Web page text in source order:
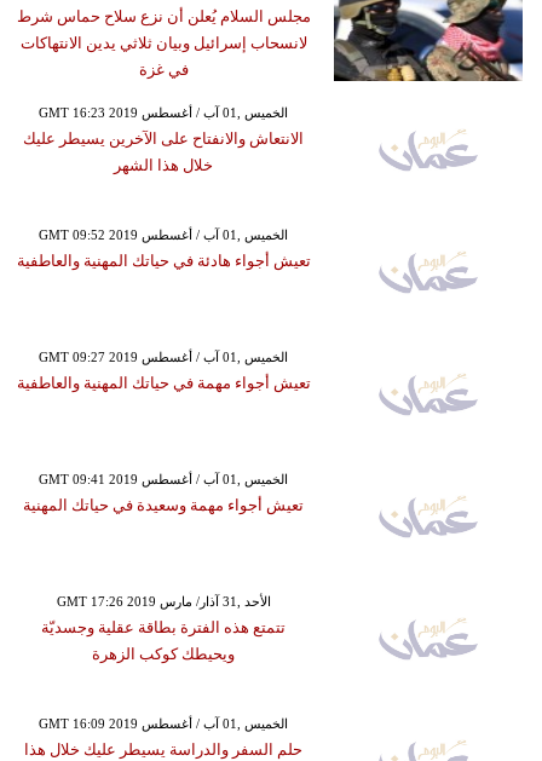
مجلس السلام يُعلن أن نزع سلاح حماس شرط
لانسحاب إسرائيل وبيان ثلاثي يدين الانتهاكات
في غزة
GMT 16:23 2019 الخميس ,01 آب / أغسطس
الانتعاش والانفتاح على الآخرين يسيطر عليك
خلال هذا الشهر
GMT 09:52 2019 الخميس ,01 آب / أغسطس
تعيش أجواء هادئة في حياتك المهنية والعاطفية
GMT 09:27 2019 الخميس ,01 آب / أغسطس
تعيش أجواء مهمة في حياتك المهنية والعاطفية
GMT 09:41 2019 الخميس ,01 آب / أغسطس
تعيش أجواء مهمة وسعيدة في حياتك المهنية
GMT 17:26 2019 الأحد ,31 آذار/ مارس
تتمتع هذه الفترة بطاقة عقلية وجسديّة
ويحيطك كوكب الزهرة
GMT 16:09 2019 الخميس ,01 آب / أغسطس
حلم السفر والدراسة يسيطر عليك خلال هذا